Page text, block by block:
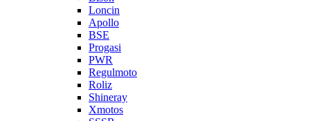
Loncin
Apollo
BSE
Progasi
PWR
Regulmoto
Roliz
Shineray
Xmotos